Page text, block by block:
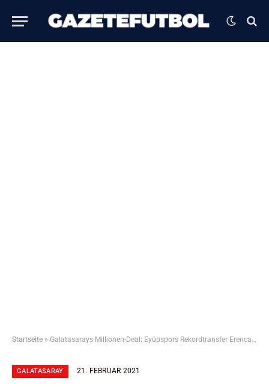
Startseite » Galatasarays Millionen-Deal: Eyüpspors Rekordtransfer Erencan Yardimci noch ohne Einsatz
GALATASARAY 21. FEBRUAR 2021